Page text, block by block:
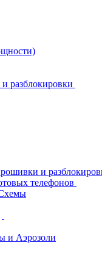
и
телефонов
и Аэрозоли